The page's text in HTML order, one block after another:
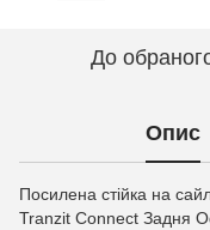
До
Опис
Посилена стійка на
Tranzit Connect Задня